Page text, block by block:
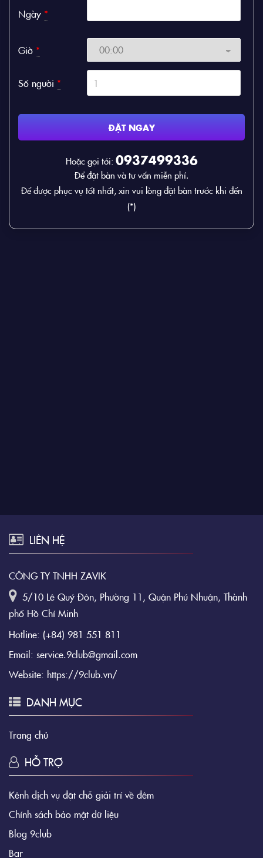
Ngày *
Giờ *
Số người *
ĐẶT NGAY
Hoặc gọi tới: 0937499336
Để đặt bàn và tư vấn miễn phí.
Để được phục vụ tốt nhất, xin vui lòng đặt bàn trước khi đến
(*)
LIÊN HỆ
CÔNG TY TNHH ZAVIK
5/10 Lê Quý Đôn, Phường 11, Quận Phú Nhuận, Thành
phố Hồ Chí Minh
Hotline: (+84) 981 551 811
Email: service.9club@gmail.com
Website: https://9club.vn/
DANH MỤC
Trang chủ
HỖ TRỢ
Kênh dịch vụ đặt chỗ giải trí về đêm
Chính sách bảo mật dữ liệu
Blog 9club
Bar